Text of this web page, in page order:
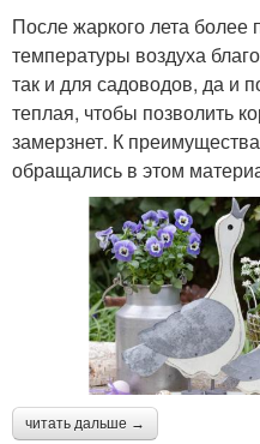
После жаркого лета
температуры воздуха
так и для садоводов, да и
теплая, чтобы позволить
замерзнет. К
обращались в этом
читать дальше →